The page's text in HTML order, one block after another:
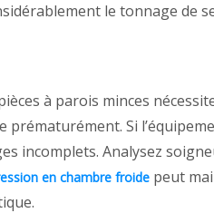
le tonnage de
à parois minces
Si
incomplets. Analysez
en chambre froide peut